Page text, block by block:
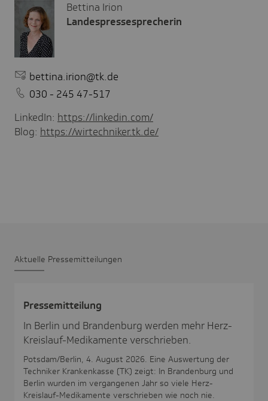
Bettina Irion
Landespressesprecherin
bettina.irion@tk.de
030 - 245 47-517
LinkedIn: https://linkedin.com/
Blog: https://wirtechniker.tk.de/
Aktu­elle Pres­se­mit­tei­lungen
Pres­se­mit­tei­lung
In Berlin und Brandenburg werden mehr Herz-
Kreislauf-Medikamente verschrieben.
Potsdam/Berlin, 4. August 2026. Eine Auswertung der
Techniker Krankenkasse (TK) zeigt: In Brandenburg und
Berlin wurden im vergangenen Jahr so viele Herz-
Kreislauf-Medikamente verschrieben wie noch nie.